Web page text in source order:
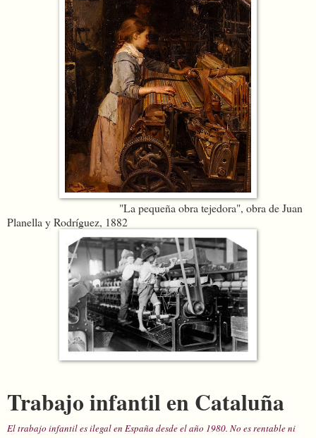
"La pequeña obra tejedora", obra de Juan
Planella y Rodríguez, 1882
Trabajo infantil en Cataluña
El trabajo infantil es ilegal en España desde el año 1980. No es rentable ni